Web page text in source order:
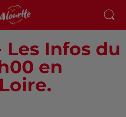
Infos du
en